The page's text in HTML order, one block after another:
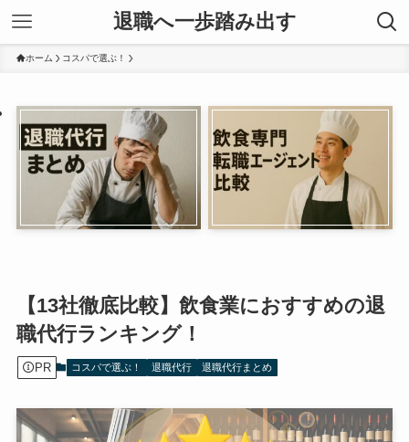
退職へ一歩踏み出す
ホーム コスパで選ぶ！
【13社徹底比較】飲食業におすすめの退
職代行ランキング！
PR コスパで選ぶ！ 退職代行 退職代行まとめ